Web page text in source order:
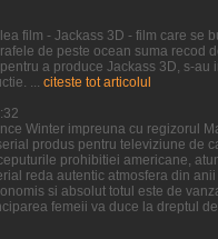
film - Jackass 3D - film care se
de peste ocean suma recod
a produce Jackass 3D, s-au
... citeste tot articolul
Winter impreuna cu regizorul
produs pentru televiziune de
prohibitiei americane,
reda autentic atmosfera din
si absolut totul este de
femeii va duce la dreptul